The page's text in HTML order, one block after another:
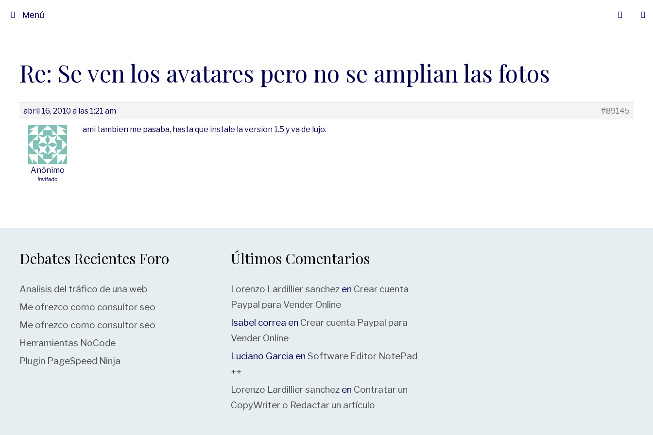
Menú
Re: Se ven los avatares pero no se amplian las fotos
abril 16, 2010 a las 1:21 am #89145
Anónimo
Invitado
ami tambien me pasaba, hasta que instale la version 1.5 y va de lujo.
Debates Recientes Foro
Analisis del tráfico de una web
Me ofrezco como consultor seo
Me ofrezco como consultor seo
Herramientas NoCode
Plugin PageSpeed Ninja
Últimos Comentarios
Lorenzo Lardillier sanchezen Crear cuenta
Paypal para Vender Online
Isabel correa en Crear cuenta Paypal para
Vender Online
Luciano Garcia en Software Editor NotePad
++
Lorenzo Lardillier sanchezen Contratar un
CopyWriter o Redactar un artículo